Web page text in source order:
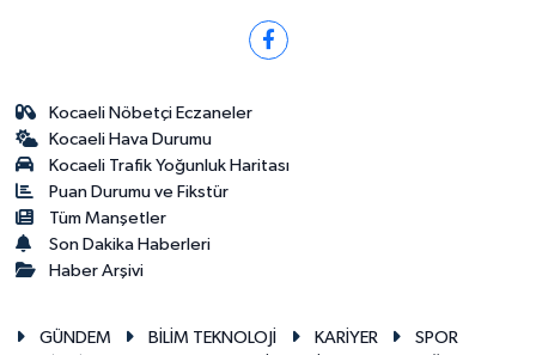
Kocaeli Nöbetçi Eczaneler
Kocaeli Hava Durumu
Kocaeli Trafik Yoğunluk Haritası
Puan Durumu ve Fikstür
Tüm Manşetler
Son Dakika Haberleri
Haber Arşivi
GÜNDEM BİLİM TEKNOLOJİ KARİYER
SPOR